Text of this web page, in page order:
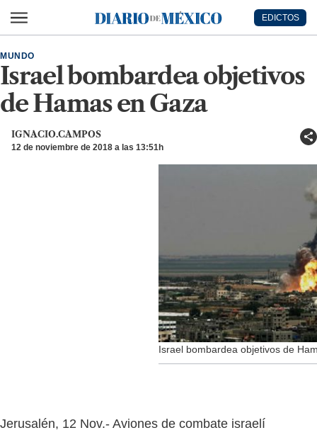
Diario de México
EDICTOS
Israel bombardea objetivos
de Hamas en Gaza
MUNDO
IGNACIO.CAMPOS
12 de noviembre de 2018 a las 13:51h
Israel bombardea objetivos de
Jerusalén, 12 Nov.- Aviones de combate israelí